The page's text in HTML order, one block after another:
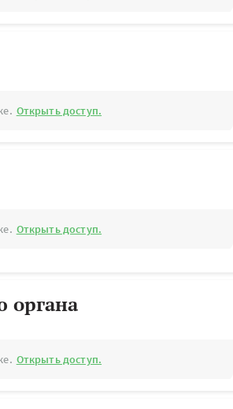
Открыть доступ.
Открыть доступ.
органа
Открыть доступ.